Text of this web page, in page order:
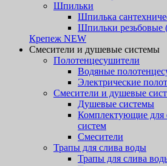
Шпильки
Шпилька
Шпильки резьбовые
Крепеж NEW
Смесители и душевые системы
Полотенцесушители
Водяные
Электрические
Смесители и душевые
Душевые системы
Комплектующие для
систем
Смесители
Трапы для слива воды
Трапы для слива